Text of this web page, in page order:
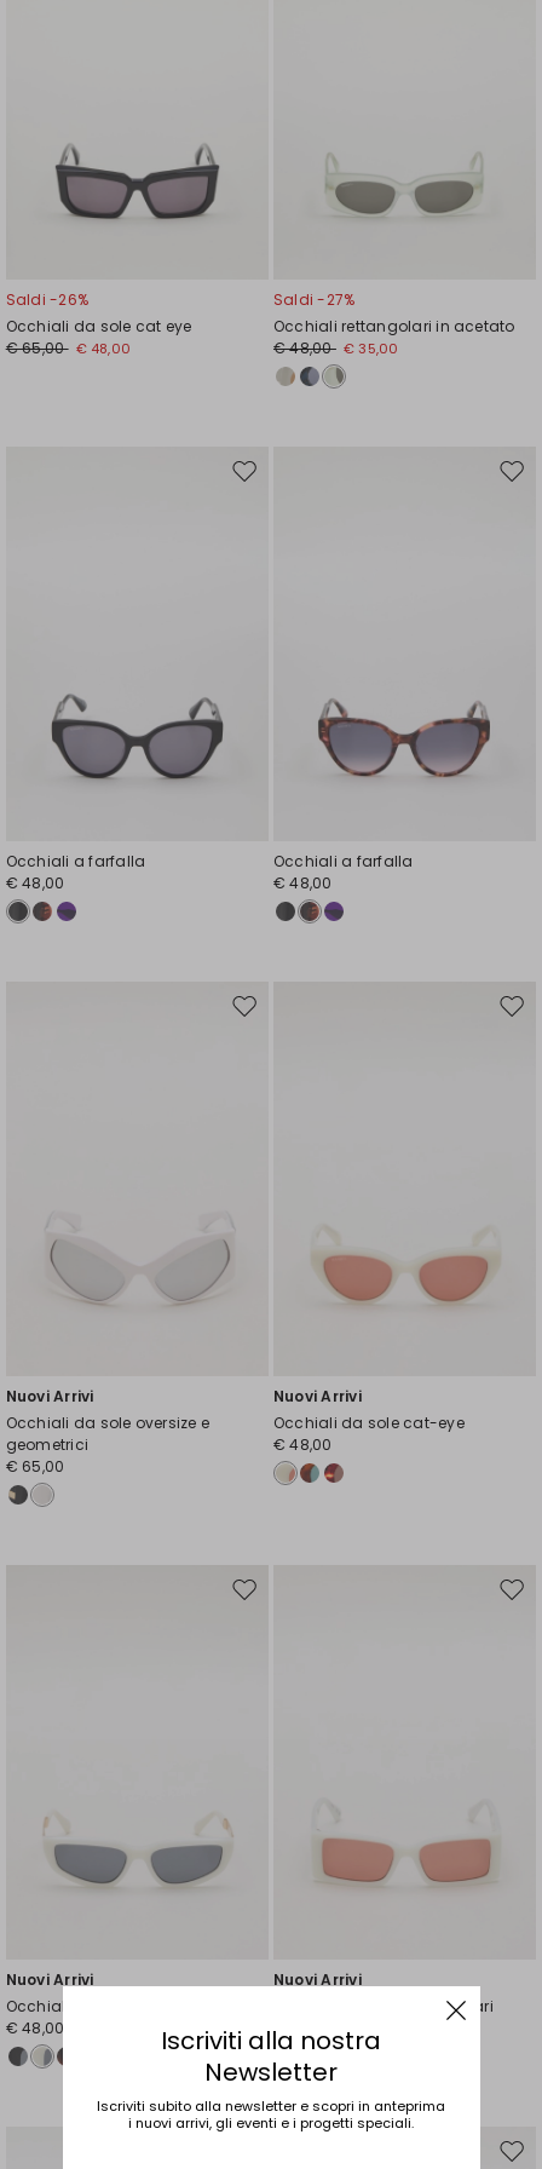
Saldi -26%
Occhiali da sole cat eye
€ 65,00 € 48,00
Saldi -27%
Occhiali rettangolari in acetato
€ 48,00 € 35,00
Sposta
Occhiali a farfalla
€ 48,00
Occhiali a farfalla
€ 48,00
Sposta
Nuovi Arrivi
Occhiali da sole oversize e
geometrici
€ 65,00
Nuovi Arrivi
Occhiali da sole cat-eye
€ 48,00
Sposta
Nuovi Arrivi
Occhiali da sole cat-eye
€ 48,00
Nuovi Arrivi
Occhiali da sole rettangolari
€ 48,00
Iscriviti alla nostra
Newsletter
Iscriviti subito alla newsletter e scopri in anteprima
i nuovi arrivi, gli eventi e i progetti speciali.